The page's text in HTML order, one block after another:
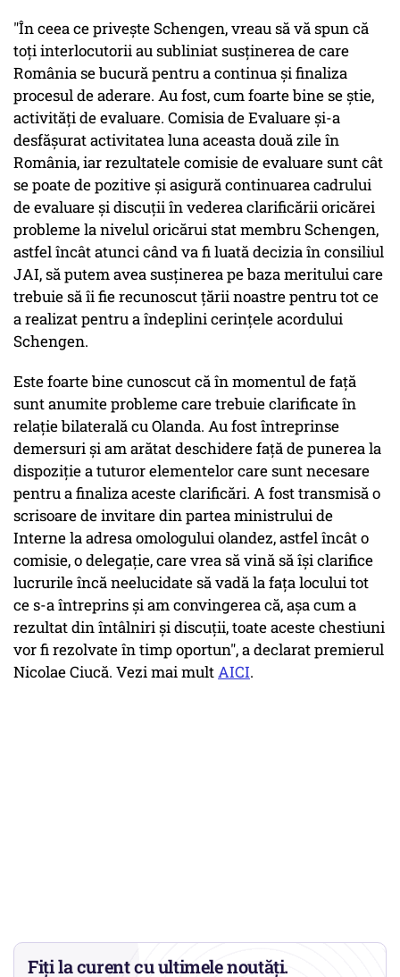
"În ceea ce priveşte Schengen, vreau să vă spun că
toţi interlocutorii au subliniat susţinerea de care
România se bucură pentru a continua şi finaliza
procesul de aderare. Au fost, cum foarte bine se ştie,
activităţi de evaluare. Comisia de Evaluare şi-a
desfăşurat activitatea luna aceasta două zile în
România, iar rezultatele comisie de evaluare sunt cât
se poate de pozitive şi asigură continuarea cadrului
de evaluare şi discuţii în vederea clarificării oricărei
probleme la nivelul oricărui stat membru Schengen,
astfel încât atunci când va fi luată decizia în consiliul
JAI, să putem avea susţinerea pe baza meritului care
trebuie să îi fie recunoscut ţării noastre pentru tot ce
a realizat pentru a îndeplini cerinţele acordului
Schengen.
Este foarte bine cunoscut că în momentul de faţă
sunt anumite probleme care trebuie clarificate în
relaţie bilaterală cu Olanda. Au fost întreprinse
demersuri şi am arătat deschidere faţă de punerea la
dispoziţie a tuturor elementelor care sunt necesare
pentru a finaliza aceste clarificări. A fost transmisă o
scrisoare de invitare din partea ministrului de
Interne la adresa omologului olandez, astfel încât o
comisie, o delegaţie, care vrea să vină să îşi clarifice
lucrurile încă neelucidate să vadă la faţa locului tot
ce s-a întreprins şi am convingerea că, aşa cum a
rezultat din întâlniri şi discuţii, toate aceste chestiuni
vor fi rezolvate în timp oportun", a declarat premierul
Nicolae Ciucă. Vezi mai multAICI.
Fiți la curent cu ultimele noutăți.